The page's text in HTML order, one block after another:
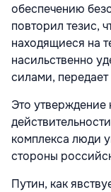
обеспечению
повторил тезис,
находящиеся на
насильственно
силами, передает
Это утверждение
комплекса люди
стороны
Путин, как